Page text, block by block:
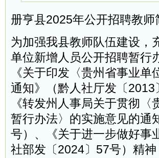
册亨县2025年公开招聘教师
为加强我县教师队伍建设，
单位新增人员公开招聘暂行
《关于印发〈贵州省事业
通知》（黔人社厅发〔
《转发州人事局关于贯彻
暂行办法〉的实施意见的通
号）、《关于进一步做好事
社部发〔2024〕57号）精